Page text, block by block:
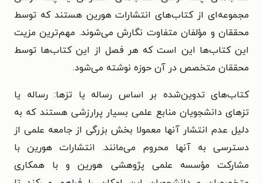
مجموعه‌ای از کتاب‌های انتشارات هورین هستند که توسط
محققان و مؤلفان متفاوت نگارش می‌شوند. مهم‌ترین مزیت
این کتاب‌ها این است که هر فصل از این کتاب‌ها توسط
محققان متخصص در آن حوزه نوشته می‌شود.
کتاب‌های تدوین‌شده بر اساس رساله یا تزها: رساله یا
تزهای دانشجویان منابع علمی بسیار پرارزشی هستند که به
دلیل عدم انتشار آنها معمولا بخش بزرگی از جامعه علمی از
دسترسی به آنها محروم می‌‌مانند. انتشارات هورین با
مشارکت مؤسسه علمی پژوهشی هورین و با همکاری